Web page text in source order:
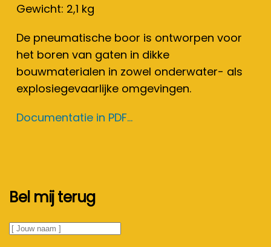
Gewicht: 2,1 kg
De pneumatische boor is ontworpen voor
het boren van gaten in dikke
bouwmaterialen in zowel onderwater- als
explosiegevaarlijke omgevingen.
Documentatie in PDF...
Bel mij terug